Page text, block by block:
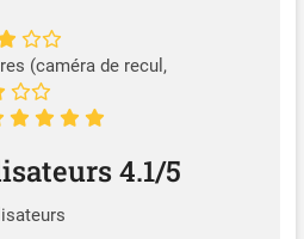
(caméra de recul,
4.1/5